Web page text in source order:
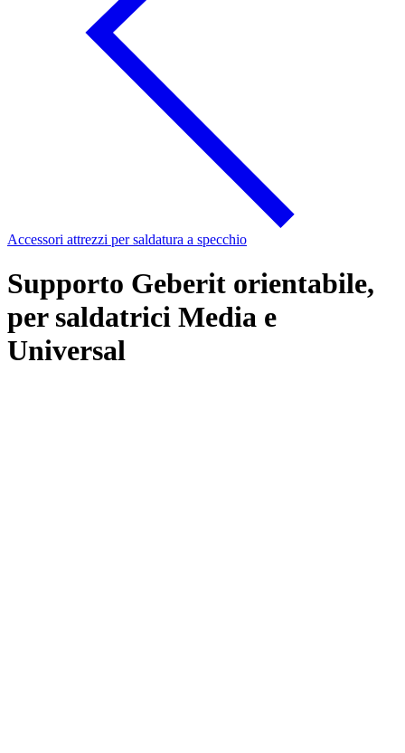
Accessori attrezzi per saldatura a specchio
Supporto Geberit orientabile,
per saldatrici Media e
Universal